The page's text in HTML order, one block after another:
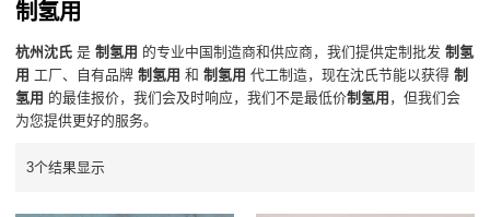
制氢用
杭州沈氏 是制氢用 的专业中国制造商和供应商，我们提供定制批发制氢
用 工厂、自有品牌制氢用 和制氢用 代工制造，现在沈氏节能以获得制
氢用 的最佳报价，我们会及时响应，我们不是最低价制氢用 ，但我们会
为您提供更好的服务。
3个结果显示